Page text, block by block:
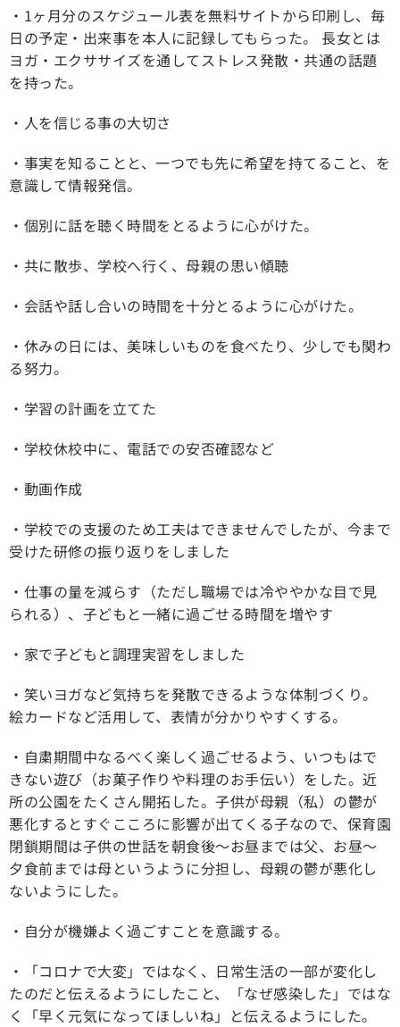
・1ヶ月分のスケジュール表を無料サイトから印刷し、毎
日の予定・出来事を本人に記録してもらった。 長女とは
ヨガ・エクササイズを通してストレス発散・共通の話題
を持った。
・人を信じる事の大切さ
・事実を知ることと、一つでも先に希望を持てること、を
意識して情報発信。
・個別に話を聴く時間をとるように心がけた。
・共に散歩、学校へ行く、母親の思い傾聴
・会話や話し合いの時間を十分とるように心がけた。
・休みの日には、美味しいものを食べたり、少しでも関わ
る努力。
・学習の計画を立てた
・学校休校中に、電話での安否確認など
・動画作成
・学校での支援のため工夫はできませんでしたが、今まで
受けた研修の振り返りをしました
・仕事の量を減らす（ただし職場では冷ややかな目で見
られる）、子どもと一緒に過ごせる時間を増やす
・家で子どもと調理実習をしました
・笑いヨガなど気持ちを発散できるような体制づくり。
絵カードなど活用して、表情が分かりやすくする。
・自粛期間中なるべく楽しく過ごせるよう、いつもはで
きない遊び（お菓子作りや料理のお手伝い）をした。近
所の公園をたくさん開拓した。子供が母親（私）の鬱が
悪化するとすぐこころに影響が出てくる子なので、保育園
閉鎖期間は子供の世話を朝食後〜お昼までは父、お昼〜
夕食前までは母というように分担し、母親の鬱が悪化し
ないようにした。
・自分が機嫌よく過ごすことを意識する。
・「コロナで大変」ではなく、日常生活の一部が変化し
たのだと伝えるようにしたこと、「なぜ感染した」ではな
く「早く元気になってほしいね」と伝えるようにした。